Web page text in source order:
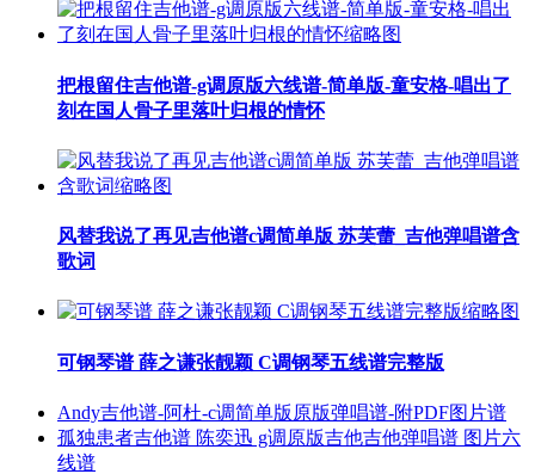
把根留住吉他谱-g调原版六线谱-简单版-童安格-唱出了
刻在国人骨子里落叶归根的情怀
风替我说了再见吉他谱c调简单版 苏芙蕾_吉他弹唱谱含
歌词
可钢琴谱 薛之谦张靓颖 C调钢琴五线谱完整版
Andy吉他谱-阿杜-c调简单版原版弹唱谱-附PDF图片谱
孤独患者吉他谱 陈奕迅 g调原版吉他吉他弹唱谱 图片六
线谱